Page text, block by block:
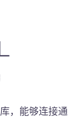
，能够连接通